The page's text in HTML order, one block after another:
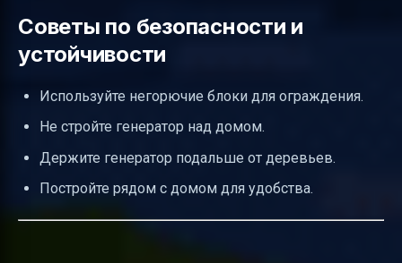
Советы по безопасности и
устойчивости
Используйте негорючие блоки для ограждения.
Не стройте генератор над домом.
Держите генератор подальше от деревьев.
Постройте рядом с домом для удобства.